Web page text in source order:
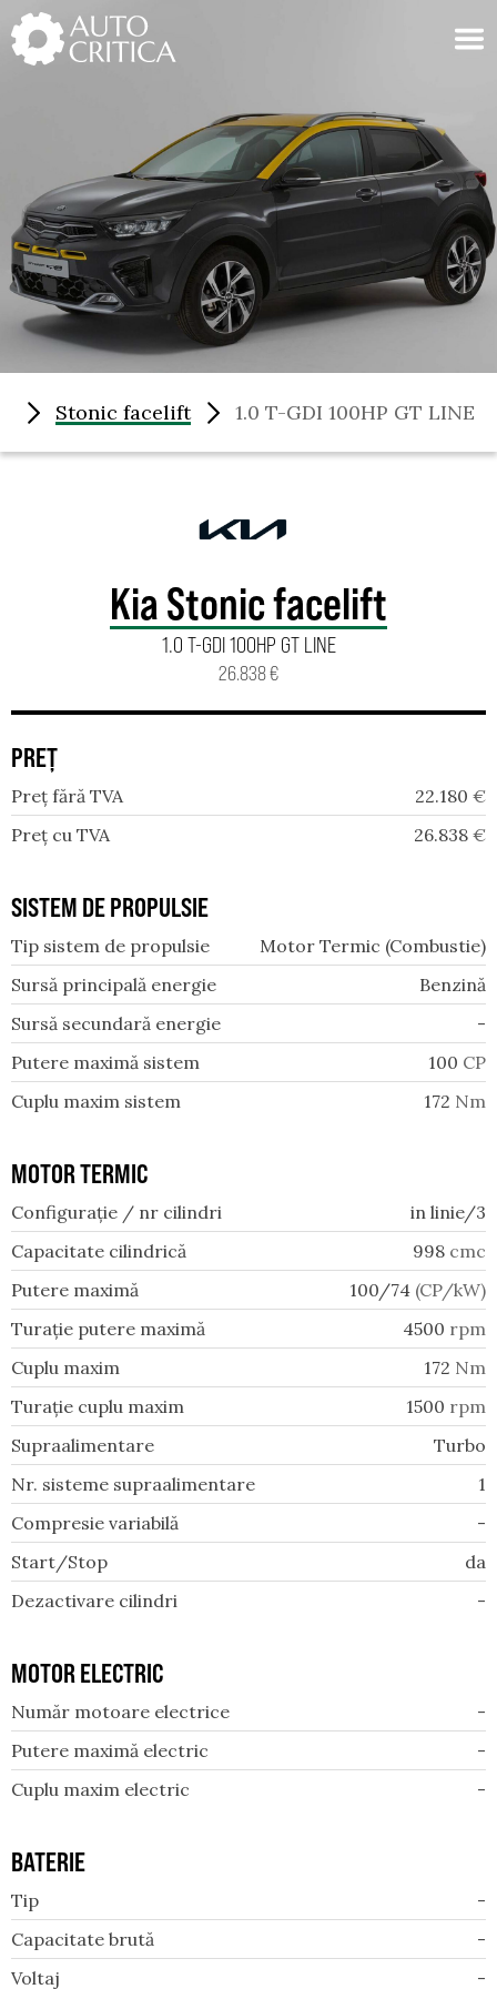
Skip
to
content
Stonic facelift 1.0 T-GDI 100HP GT LINE
Kia Stonic facelift
1.0 T-GDI 100HP GT LINE
26.838 €
PREȚ
Preț fără TVA 22.180 €
Preț cu TVA
26.838 €
SISTEM DE PROPULSIE
Tip sistem de propulsie
Motor Termic (Combustie)
Sursă principală energie
Benzină
Sursă secundară energie
-
Putere maximă sistem
100 CP
Cuplu maxim sistem
172 Nm
MOTOR TERMIC
Configurație / nr cilindri
in linie/3
Capacitate cilindrică
998 cmc
Putere maximă
100/74 (CP/kW)
Turație putere maximă
4500 rpm
Cuplu maxim
172 Nm
Turație cuplu maxim
1500 rpm
Supraalimentare
Turbo
Nr. sisteme supraalimentare
1
Compresie variabilă
-
Start/Stop
da
Dezactivare cilindri
-
MOTOR ELECTRIC
Număr motoare electrice
-
Putere maximă electric
-
Cuplu maxim electric
-
BATERIE
Tip
-
Capacitate brută
-
Voltaj
-